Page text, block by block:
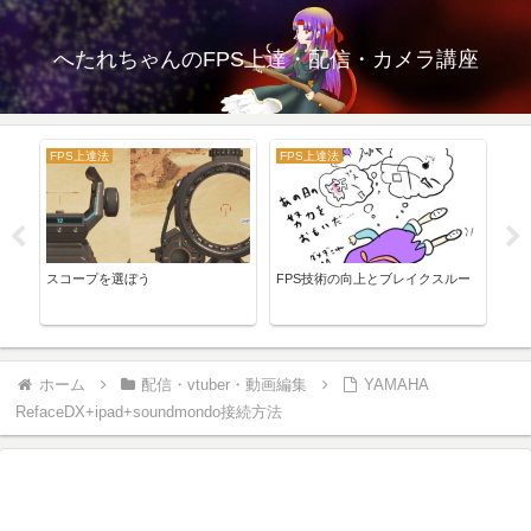
へたれちゃんのFPS上達・配信・カメラ講座
FPS上達法
スコープを選ぼう
FPS上達法
FPS技術の向上とブレイクスルー
ホーム 配信・vtuber・動画編集
YAMAHA
RefaceDX+ipad+soundmondo接続方法